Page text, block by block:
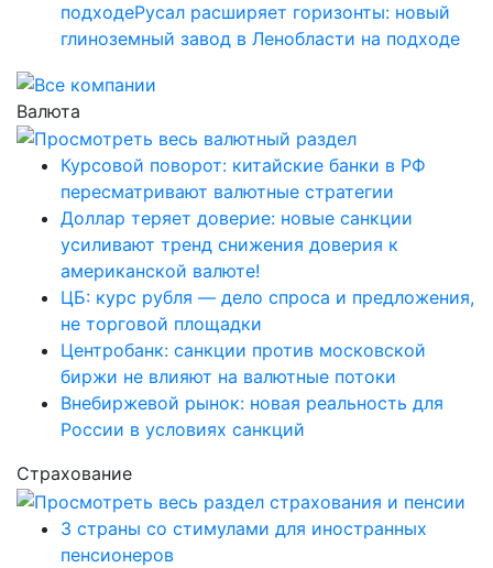
подходеРусал расширяет горизонты: новый
глиноземный завод в Ленобласти на подходе
Валюта
Курсовой поворот: китайские банки в РФ
пересматривают валютные стратегии
Доллар теряет доверие: новые санкции
усиливают тренд снижения доверия к
американской валюте!
ЦБ: курс рубля — дело спроса и предложения,
не торговой площадки
Центробанк: санкции против московской
биржи не влияют на валютные потоки
Внебиржевой рынок: новая реальность для
России в условиях санкций
Страхование
3 страны со стимулами для иностранных
пенсионеров